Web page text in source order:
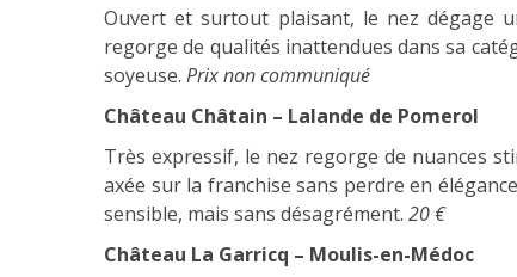
Ouvert et surtout plaisant, le nez dégage
regorge de qualités inattendues dans sa
soyeuse. Prix non communiqué
Château Châtain – Lalande de Pomerol
Très expressif, le nez regorge de nuances
axée sur la franchise sans perdre en
sensible, mais sans désagrément. 20 €
Château La Garricq – Moulis-en-Médoc